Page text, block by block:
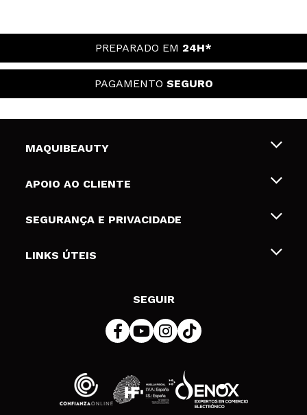
PREPARADO EM 24H*
PAGAMENTO SEGURO
MAQUIBEAUTY
Sobre nós
Gift Cards
APOIO AO CLIENTE
Envios e Devoluções
Formas de pagamento
SEGURANÇA E PRIVACIDADE
Termos e Privacidade
LINKS ÚTEIS
SEGUIR